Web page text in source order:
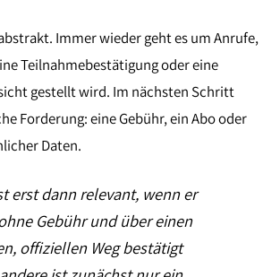
Immer wieder geht es um Anrufe,
Teilnahmebestätigung oder eine
gestellt wird. Im nächsten Schritt
Forderung: eine Gebühr, ein Abo oder
Daten.
erst dann relevant, wenn er
Gebühr und über einen
offiziellen Weg bestätigt